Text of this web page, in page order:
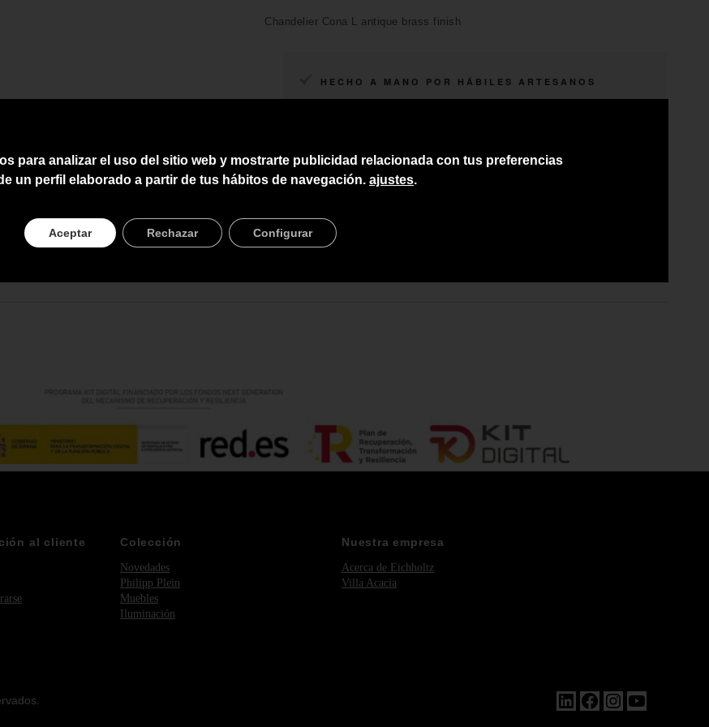
Chandelier Cona L antique brass finish
HECHO A MANO POR HÁBILES ARTESANOS
PRECIO DEL PRODUCTO NO INCLUYE IGIC
al cliente Colección
Novedades
Philipp Plein
Muebles
Iluminación
Nuestra empresa
Acerca de Eichholtz
Villa Acacia
LinkedIn
Facebook
Instagram
YouTube
para analizar el uso del sitio web y mostrarte publicidad relacionada con tus preferencias
un perfil elaborado a partir de tus hábitos de navegación. ajustes.
Aceptar Rechazar Configurar